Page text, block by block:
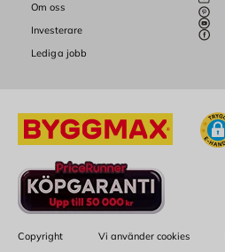
Om oss
Investerare
Lediga jobb
Copyright Vi använder cookies